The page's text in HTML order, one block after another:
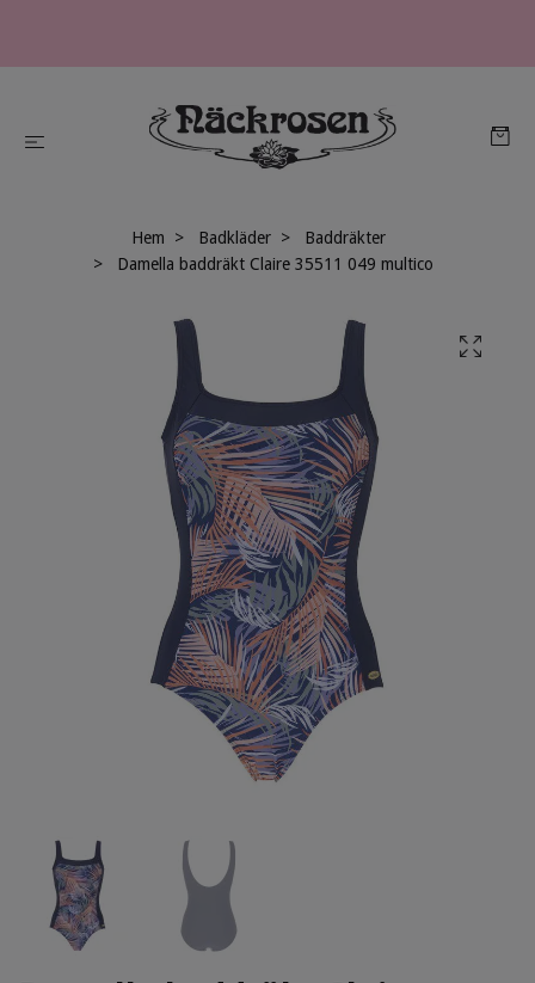
Hem Badkläder
Baddräkter
Damella baddräkt Claire 35511 049 multico